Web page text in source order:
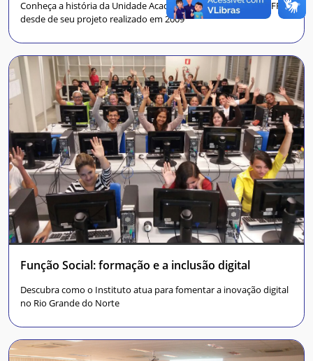
Conheça a história da Unidade Acadêmica Especializada da UFRN,
desde de seu projeto realizado em 2009
Função Social: formação e a inclusão digital
Descubra como o Instituto atua para fomentar a inovação digital
no Rio Grande do Norte